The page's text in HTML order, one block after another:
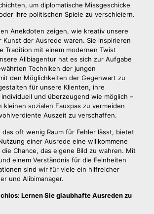
um diplomatische Missgeschicke
ihre politischen Spiele zu verschleiern.
Anekdoten zeigen, wie kreativ unsere
Kunst der Ausrede waren. Sie inspirieren
Tradition mit einem modernen Twist
Alibiagentur hat es sich zur Aufgabe
Techniken der jungen
den Möglichkeiten der Gegenwart zu
für unsere Klienten, ihre
und überzeugend wie möglich –
kleinen sozialen Fauxpas zu vermeiden
Auszeit zu verschaffen.
das oft wenig Raum für Fehler lässt, bietet
einer Ausrede eine willkommene
Chance, das eigene Bild zu wahren. Mit
einem Verständnis für die Feinheiten
sind wir für viele ein hilfreicher
und Alibimanager.
Lernen Sie glaubhafte Ausreden zu